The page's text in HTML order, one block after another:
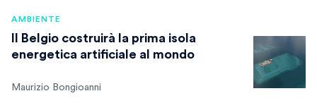
AMBIENTE
Il Belgio costruirà la prima isola
energetica artificiale al mondo
Maurizio Bongioanni